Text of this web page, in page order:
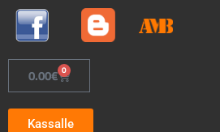
0.00€ 0
Kassalle